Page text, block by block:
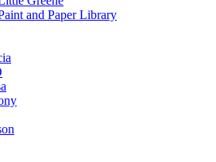
and Paper Library